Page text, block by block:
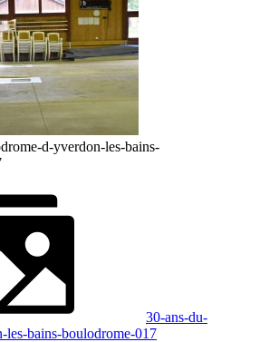
d-yverdon-les-bains-
30-ans-du-
les-bains-boulodrome-017